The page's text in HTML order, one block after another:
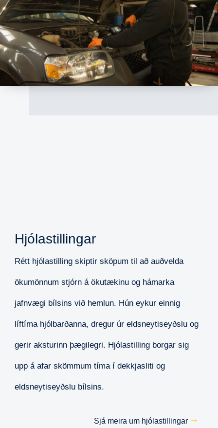
Hjólastillingar
Rétt hjólastilling skiptir sköpum til að auðvelda
ökumönnum stjórn á ökutækinu og hámarka
jafnvægi bílsins við hemlun. Hún eykur einnig
líftíma hjólbarðanna, dregur úr eldsneytiseyðslu og
gerir aksturinn þægilegri. Hjólastilling borgar sig
upp á afar skömmum tíma í dekkjasliti og
eldsneytiseyðslu bílsins.
Sjá meira um hjólastillingar